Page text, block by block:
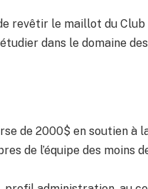
revêtir le maillot du
dans le domaine
de 2000$ en soutien à
de l’équipe des moins